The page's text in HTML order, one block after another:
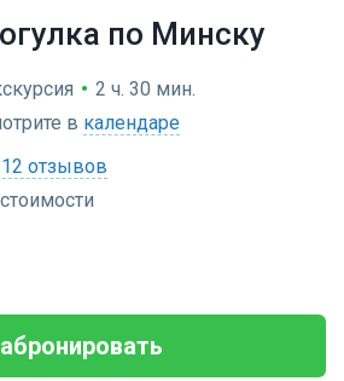
по Минску
• 2 ч. 30 мин.
в календаре
отзывов